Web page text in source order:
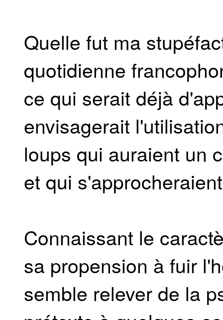
Quelle fut ma
quotidienne
ce qui serait déjà
envisagerait
loups qui auraient un
et qui
Connaissant le
sa propension à fuir
semble relever de la